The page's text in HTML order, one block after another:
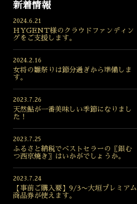
新着情報
2024.6.21
HYGENT様のクラウドファンディン
グをご支援します。
2024.2.16
女将の雛祭りは節分過ぎから準備しま
す。
2023.7.26
天然鮎が一番美味しい季節になりまし
た！
2023.7.25
ふるさと納税でベストセラーの〖銀む
つ西京焼き〗はいかがでしょうか。
2023.7.24
【事前ご購入要】9/3〜大垣プレミアム
商品券が使えます。